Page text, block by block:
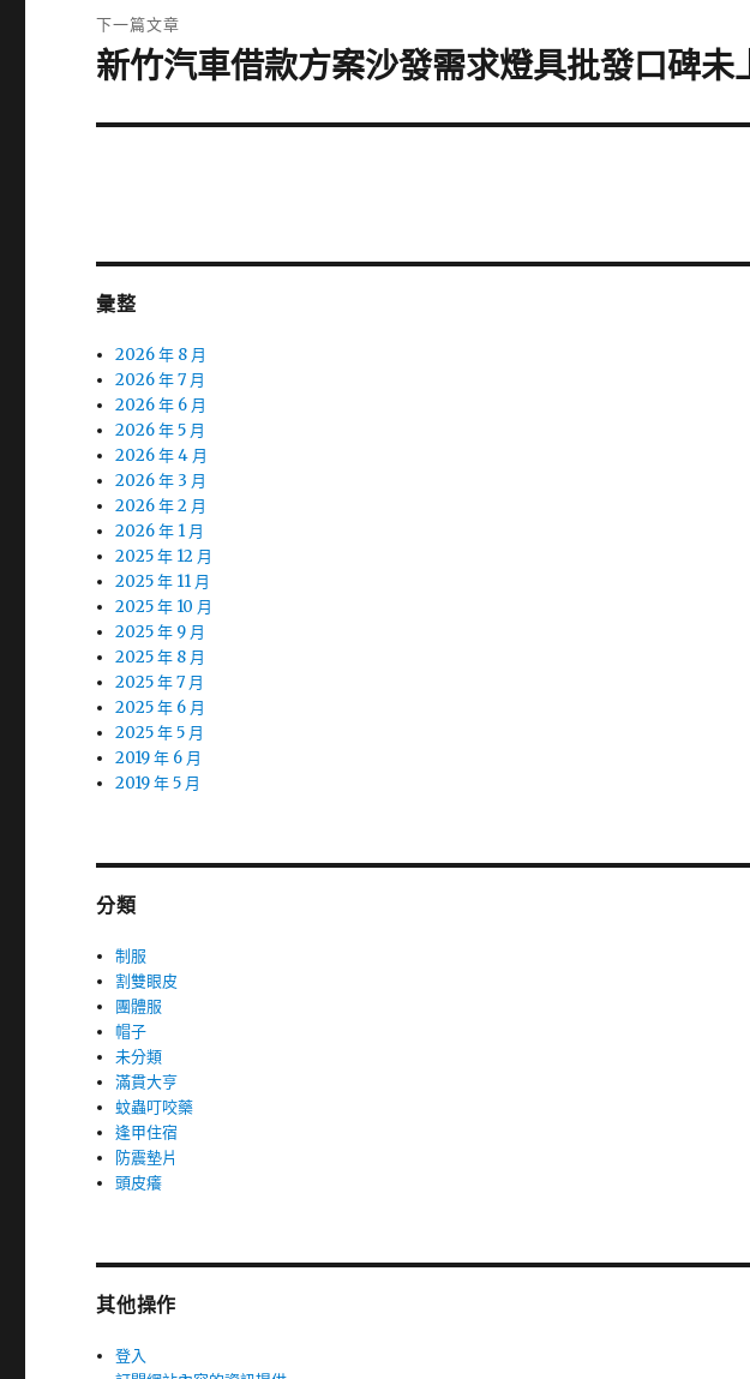
文
章:
下一篇文章
下
篇
新竹汽車借款方案沙發需求燈具批發口碑未
彙整
2026 年 8 月
2026 年 7 月
2026 年 6 月
2026 年 5 月
2026 年 4 月
2026 年 3 月
2026 年 2 月
2026 年 1 月
2025 年 12 月
2025 年 11 月
2025 年 10 月
2025 年 9 月
2025 年 8 月
2025 年 7 月
2025 年 6 月
2025 年 5 月
2019 年 6 月
2019 年 5 月
分類
制服
割雙眼皮
團體服
帽子
未分類
滿貫大亨
蚊蟲叮咬藥
逢甲住宿
防震墊片
頭皮癢
其他操作
登入